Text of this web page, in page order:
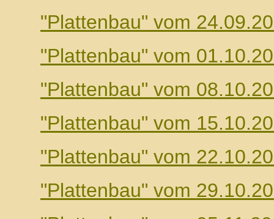
"Plattenbau" vom
"Plattenbau" vom
"Plattenbau" vom
"Plattenbau" vom
"Plattenbau" vom
"Plattenbau" vom